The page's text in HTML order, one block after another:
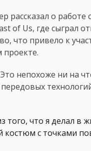
рассказал о
of Us, где сыграл
что привело к
непохоже ни на
того, что я делал в
с точками